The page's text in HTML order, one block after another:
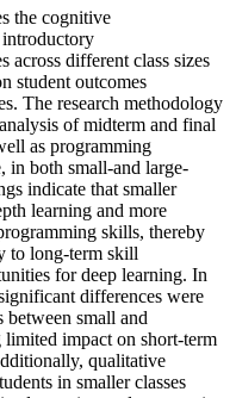
cognitive
across different class sizes
student outcomes
The research methodology
of midterm and final
as programming
in both small-and large-
indicate that smaller
learning and more
skills, thereby
to long-term skill
for deep learning. In
differences were
between small and
limited impact on short-term
qualitative
in smaller classes